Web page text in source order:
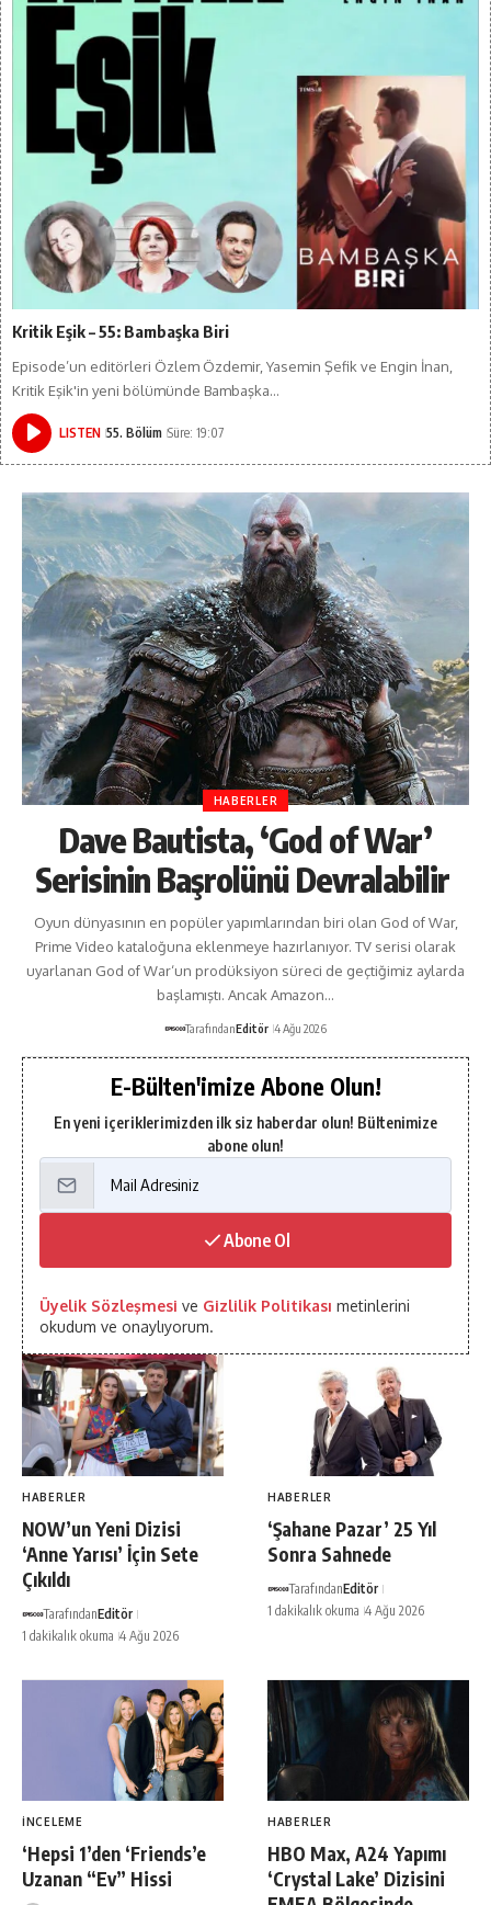
Kritik Eşik – 55: Bambaşka Biri
Episode’un editörleri Özlem Özdemir, Yasemin Şefik ve Engin İnan,
Kritik Eşik'in yeni bölümünde Bambaşka…
LISTEN 55. Bölüm Süre: 19:07
HABERLER
Dave Bautista, ‘God of War’
Serisinin Başrolünü Devralabilir
Oyun dünyasının en popüler yapımlarından biri olan God of War,
Prime Video kataloğuna eklenmeye hazırlanıyor. TV serisi olarak
uyarlanan God of War‘un prodüksiyon süreci de geçtiğimiz aylarda
başlamıştı. Ancak Amazon…
TarafındanEditör 4 Ağu 2026
E-Bülten'imize Abone Olun!
En yeni içeriklerimizden ilk siz haberdar olun! Bültenimize
abone olun!
Abone Ol
Üyelik Sözleşmesi ve Gizlilik Politikası metinlerini
okudum ve onaylıyorum.
HABERLER
NOW’un Yeni Dizisi
‘Anne Yarısı’ İçin Sete
Çıkıldı
TarafındanEditör
1 dakikalık okuma 4 Ağu 2026
HABERLER
‘Şahane Pazar’ 25 Yıl
Sonra Sahnede
TarafındanEditör
1 dakikalık okuma 4 Ağu 2026
İNCELEME
‘Hepsi 1’den ‘Friends’e
Uzanan “Ev” Hissi
HABERLER
HBO Max, A24 Yapımı
‘Crystal Lake’ Dizisini